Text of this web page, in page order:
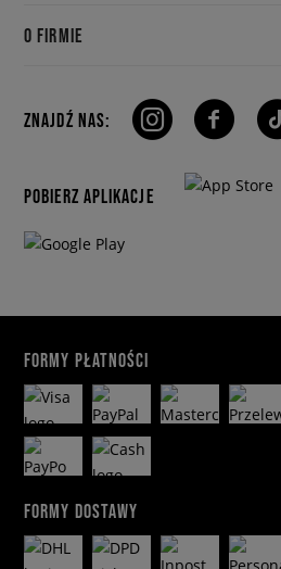
O FIRMIE
ZNAJDŹ NAS:
POBIERZ APLIKACJE
FORMY PŁATNOŚCI
FORMY DOSTAWY